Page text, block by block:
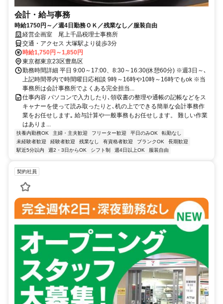
会計・給与事務
時給1750円～／週4日勤務ＯＫ／残業なし／服装自由
経営企画室 尾上千晶税理士事務所
交通・アクセス 大塚駅より徒歩3分
時給1,750円～1,850円
東京都東京23区豊島区
勤務時間詳細 平日 9:00～17:00、8:30～16:30(休憩60分) ※週3日～､
上記時間帯内で時間曜日応相談 9時～16時や10時～16時でもok ※当
事務所は会計事務所でよくある完全担当...
仕事内容 パソコンで入力したり､領収書の整理や通帳の記帳などをス
キャナーを使って読み取ったりと､机の上でできる簡単な会計事務作
業をお任せします｡ 給与計算や一般事務もお任せします。 難しい作業
はありま...
扶養内勤務OK 主婦・主夫歓迎 フリーター歓迎 平日のみOK
転勤なし
未経験者歓迎
経験者歓迎 残業なし 有資格者歓迎 ブランクOK
長期歓迎
駅近5分以内
週2・3日からOK シフト制 週4日以上OK 服装自由
契約社員